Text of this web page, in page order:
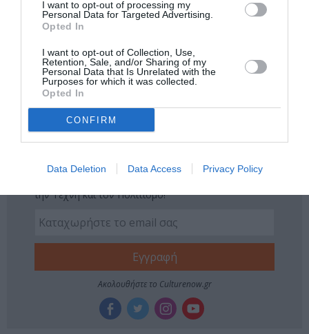
I want to opt-out of processing my
Personal Data for Targeted Advertising.
Opted In
I want to opt-out of Collection, Use,
Retention, Sale, and/or Sharing of my
Personal Data that Is Unrelated with the
Purposes for which it was collected.
Opted In
CONFIRM
Data Deletion Data Access Privacy Policy
Tags
ΑΝΤΩΝΗΣ ΤΣΙΟΤΣΙΟΠΟΥΛΟΣ
ΒΑΣΙΛΗΣ ΚΟΥΚΑΛΑΝΙ
ΓΙΩΡΓΟΣ ΠΑΛΟΥΜΠΗΣ
ΠΑΙΔΙΚΕΣ ΠΑΡΑΣΤΑΣΕΙΣ 2018 - 2019
ΠΑΙΔΙΚΕΣ ΠΑΡΑΣΤΑΣΕΙΣ ΚΑΙ ΕΚΘΕΣΕΙΣ ΓΙΑ ΠΑΙΔΙΑ
ΣΥΝΤΕΧΝΙΑ ΤΟΥ ΓΕΛΙΟΥ
την Τέχνη και τον Πολιτισμό!
Ακολουθήστε το Culturenow.gr